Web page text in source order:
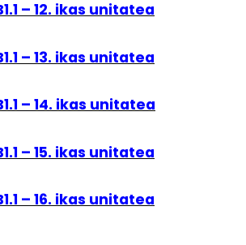
– 12. ikas unitatea
– 13. ikas unitatea
– 14. ikas unitatea
– 15. ikas unitatea
– 16. ikas unitatea